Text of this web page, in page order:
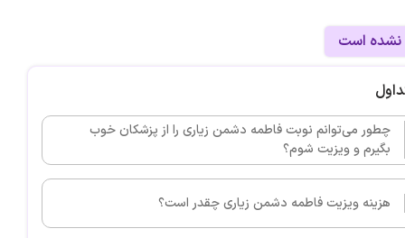
نشده است
چطور می‌توانم نوبت فاطمه دشمن زیاری را از پزشکان خوب
بگیرم و ویزیت شوم؟
هزینه ویزیت فاطمه دشمن زیاری چقدر است؟